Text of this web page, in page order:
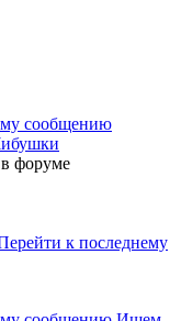
сообщению
форуме
к последнему